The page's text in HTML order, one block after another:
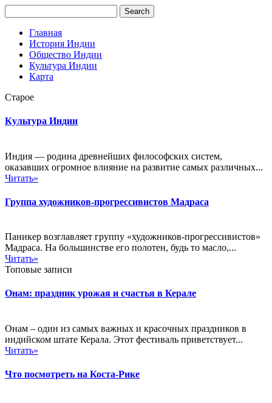
Главная
История Индии
Общество Индии
Культура Индии
Карта
Старое
Культура Индии
Индия — родина древнейших философских систем,
оказавших огромное влияние на развитие самых различных...
Читать»
Группа художников-прогрессивистов Мадраса
Паникер возглавляет группу «художников-прогрессивистов»
Мадраса. На большинстве его полотен, будь то масло,...
Читать»
Топовые записи
Онам: праздник урожая и счастья в Керале
Онам – один из самых важных и красочных праздников в
индийском штате Керала. Этот фестиваль приветствует...
Читать»
Что посмотреть на Коста-Рике